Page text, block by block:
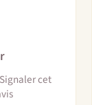
Signaler cet